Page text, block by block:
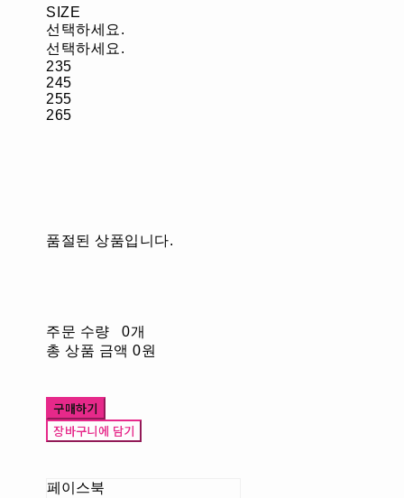
SIZE
선택하세요.
선택하세요.
235
245
255
265
품절된 상품입니다.
주문 수량
0개
총 상품 금액 0원
구매하기
장바구니에 담기
페이스북